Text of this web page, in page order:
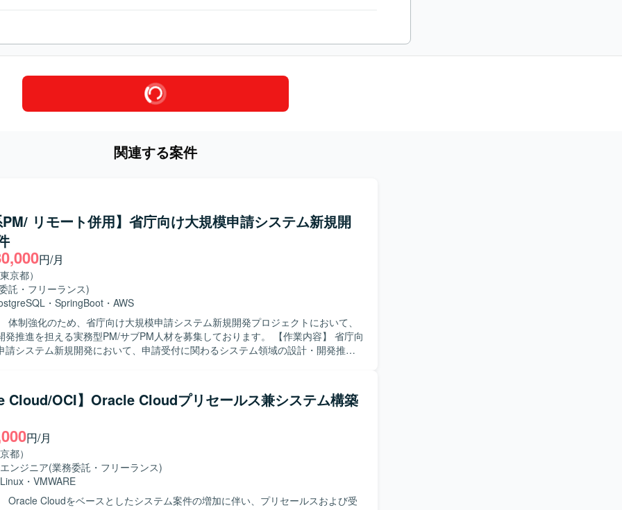
関連する案件
リモート併用】省庁向け大規模申請システム新規開
円/月
京都）
託・フリーランス)
・ SpringBoot ・ AWS
体制強化のため、省庁向け大規模申請システム新規開発プロジェクトにおいて、
進を担える実務型PM/サブPM人材を募集しております。 【作業内容】 省庁向
請システム新規開発において、申請受付に関わるシステム領域の設計・開発推進
明点の確認、論点整理、元請への報告、関係者調整、他チームや関連部署との横
どを行っていただきます。 【求める人物像】 複数部門・複数組織が関
プロジェクトを推進できる方を求めております。また、業務システム開発におけ
を理解し、ドキュメント作成を通じて情報をわかりやすく整理できる方が望まし
いただけます。利用者増加に伴う業務課題の解決に直結するシステム開発の中核
、上流からのプロジェクトマネジメント経験を積むことができます。複数本部に
体制のもとで、横断的な調整力やマネジメントスキルを高められる環境です。
Cloud/OCI】Oracle Cloudプリセールス兼システム構築
円/月
都）
ンジニア(業務委託・フリーランス)
Linux ・ VMWARE
Oracle Cloudをベースとしたシステム案件の増加に伴い、プリセールスおよび受